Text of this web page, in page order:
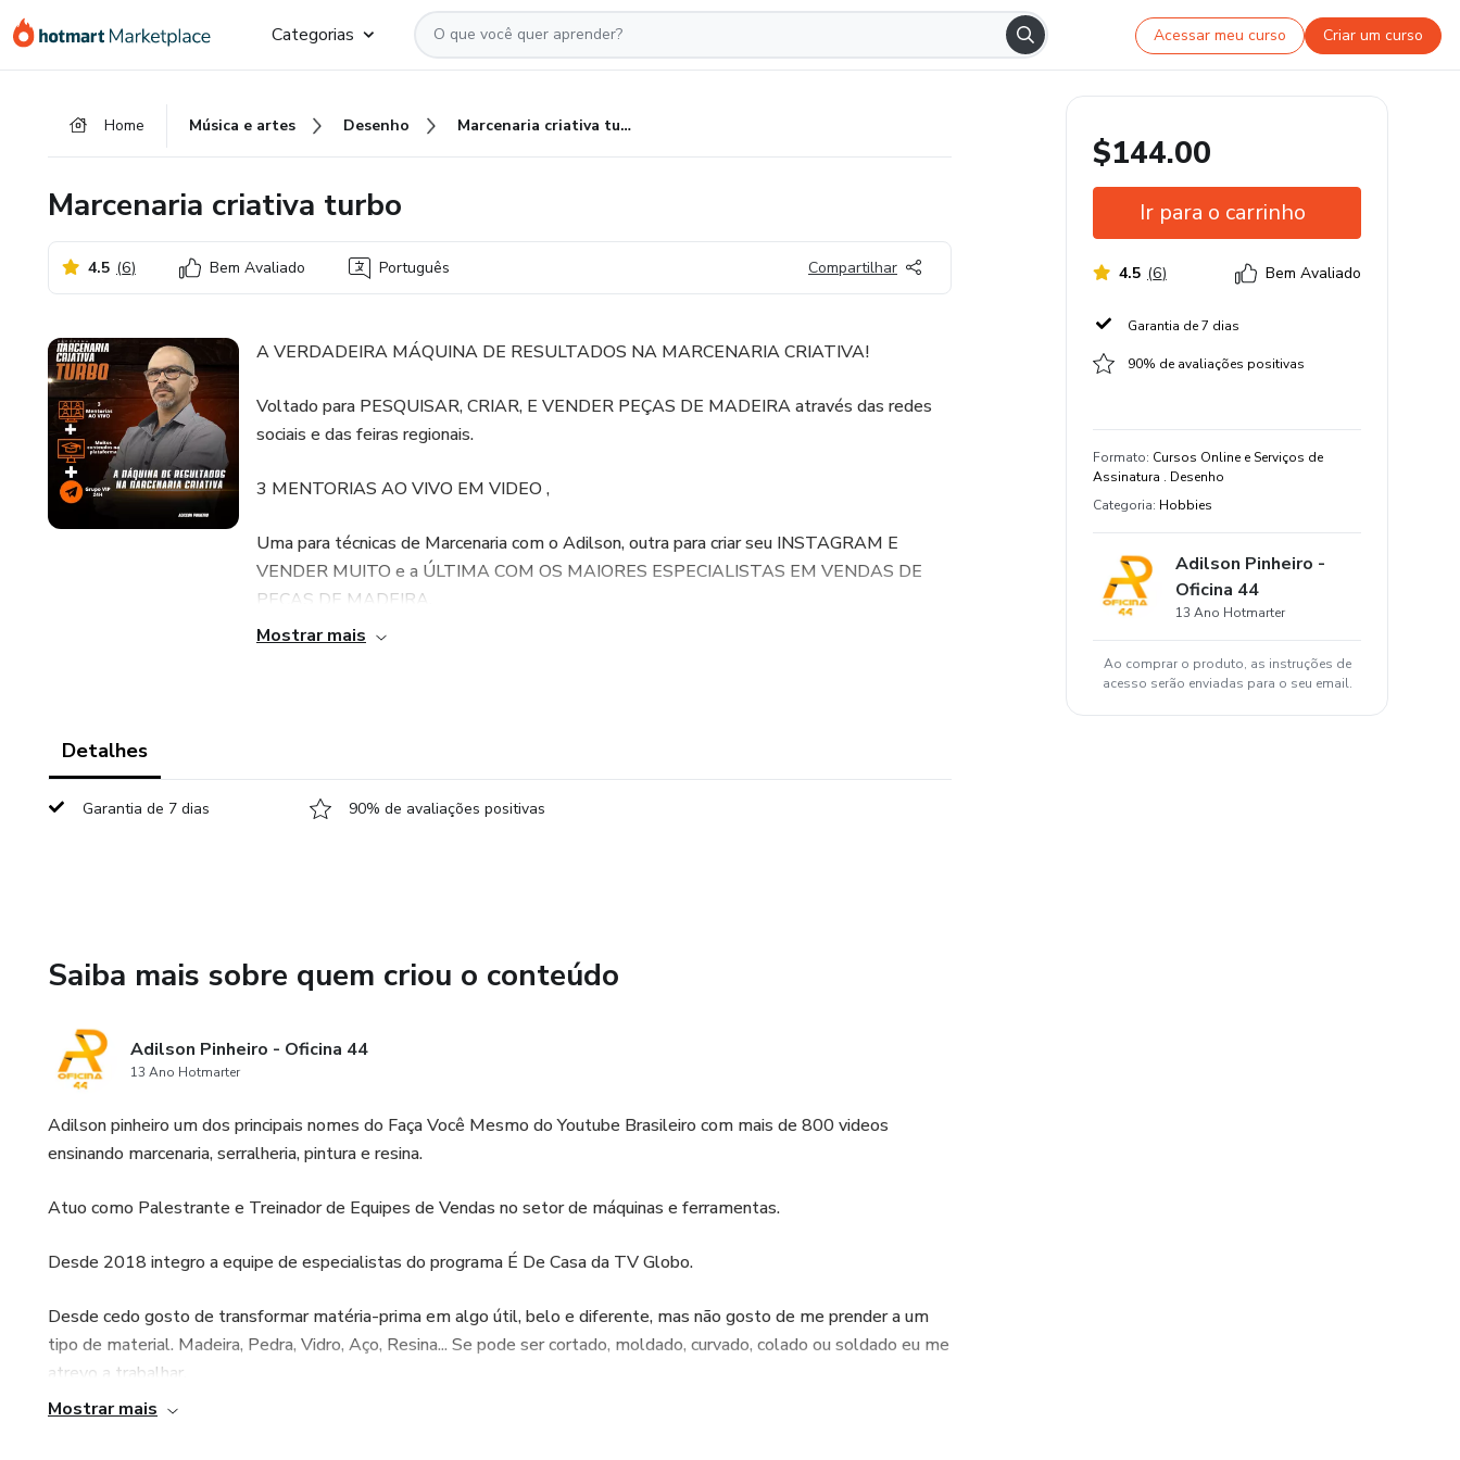
para
para
para
Categorias Acessar meu curso Criar um curso
Home Música e artes Desenho Marcenaria criativa turbo
Marcenaria criativa turbo
4.5 (6) Bem Avaliado Português Compartilhar
A VERDADEIRA MÁQUINA DE RESULTADOS NA MARCENARIA CRIATIVA!
Voltado para PESQUISAR, CRIAR, E VENDER PEÇAS DE MADEIRA através das redes
sociais e das feiras regionais.
3 MENTORIAS AO VIVO EM VIDEO ,
Uma para técnicas de Marcenaria com o Adilson, outra para criar seu INSTAGRAM E
VENDER MUITO e a ÚLTIMA COM OS MAIORES ESPECIALISTAS EM VENDAS DE
PEÇAS DE MADEIRA.
Mostrar mais
Detalhes
Garantia de 7 dias 90% de avaliações positivas
Saiba mais sobre quem criou o conteúdo
Adilson Pinheiro - Oficina 44
13 Ano Hotmarter
Adilson pinheiro um dos principais nomes do Faça Você Mesmo do Youtube Brasileiro com mais de 800 videos
ensinando marcenaria, serralheria, pintura e resina.
Atuo como Palestrante e Treinador de Equipes de Vendas no setor de máquinas e ferramentas.
Desde 2018 integro a equipe de especialistas do programa É De Casa da TV Globo.
Desde cedo gosto de transformar matéria-prima em algo útil, belo e diferente, mas não gosto de me prender a um
tipo de material. Madeira, Pedra, Vidro, Aço, Resina... Se pode ser cortado, moldado, curvado, colado ou soldado eu me
atrevo a trabalhar.
Mostrar mais
$144.00
Ir para o carrinho
4.5 (6) Bem Avaliado
Garantia de 7 dias
90% de avaliações positivas
Formato: Cursos Online e Serviços de
Assinatura . Desenho
Categoria: Hobbies
Adilson Pinheiro -
Oficina 44
13 Ano Hotmarter
Ao comprar o produto, as instruções de
acesso serão enviadas para o seu email.